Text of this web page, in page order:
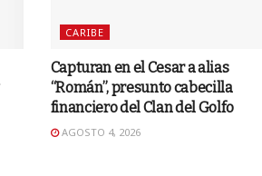
CARIBE
Capturan en el Cesar a alias
“Román”, presunto cabecilla
financiero del Clan del Golfo
AGOSTO 4, 2026